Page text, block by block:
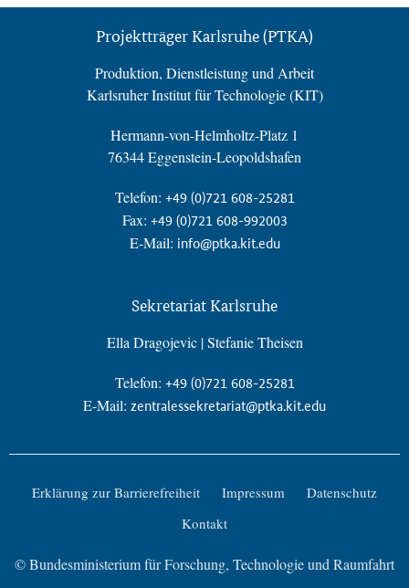
Projektträger Karlsruhe (PTKA)
Produktion, Dienstleistung und Arbeit
Karlsruher Institut für Technologie (KIT)
Hermann-von-Helmholtz-Platz 1
76344 Eggenstein-Leopoldshafen
Telefon: +49 (0)721 608-25281
Fax: +49 (0)721 608-992003
E-Mail: info@ptka.kit.edu
Sekretariat Karlsruhe
Ella Dragojevic | Stefanie Theisen
Telefon: +49 (0)721 608-25281
E-Mail: zentralessekretariat@ptka.kit.edu
Erklärung zur Barrierefreiheit Impressum
Datenschutz
Kontakt
© Bundesministerium für Forschung, Technologie und Raumfahrt